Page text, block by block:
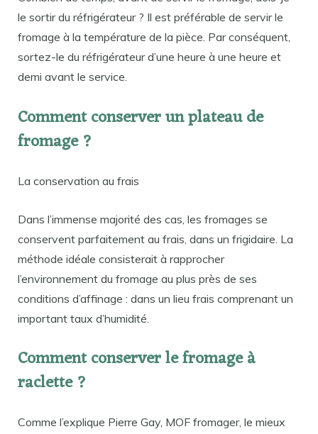
le sortir du réfrigérateur ? Il est préférable de servir le
fromage à la température de la pièce. Par conséquent,
sortez-le du réfrigérateur d’une heure à une heure et
demi avant le service.
Comment conserver un plateau de
fromage ?
La conservation au frais
Dans l’immense majorité des cas, les fromages se
conservent parfaitement au frais, dans un frigidaire. La
méthode idéale consisterait à rapprocher
l’environnement du fromage au plus près de ses
conditions d’affinage : dans un lieu frais comprenant un
important taux d’humidité.
Comment conserver le fromage à
raclette ?
Comme l’explique Pierre Gay, MOF fromager, le mieux